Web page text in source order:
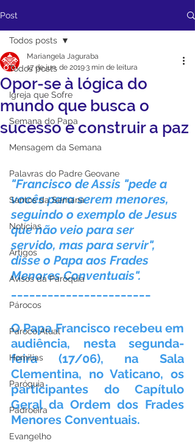
Post
Todos posts
Igreja que Sofre
Semana do Papa
Mensagem da Semana
Palavras do Padre Geovane
Santos da Semana
Notícias
Artigos
Avisos da Paróquia
Párocos
Pároco Atual
Homilias
Paróquia
Padroeira
Evangelho
Todos posts
Opor-se à lógica do
mundo que busca o
sucesso e construir a paz
Mariangela Jaguraba
17 de jun. de 20193 min de leitura
"Francisco de Assis "pede a
vocês para serem menores,
seguindo o exemplo de Jesus
que não veio para ser
servido, mas para servir",
disse o Papa aos Frades
Menores Conventuais".
O Papa Francisco recebeu em
audiência, nesta segunda-
feira (17/06), na Sala
Clementina, no Vaticano, os
participantes do Capítulo
Geral da Ordem dos Frades
Menores Conventuais.